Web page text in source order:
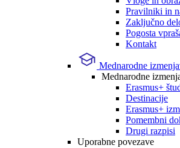
Pravilniki in
Zaključno
Pogosta
Kontakt
Mednarodne
Mednarodne
Erasmus+
Destinacije
Erasmus+
Pomembni
Drugi razpisi
Uporabne povezave